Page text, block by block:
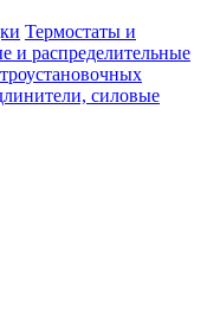
Термостаты и
и распределительные
силовые